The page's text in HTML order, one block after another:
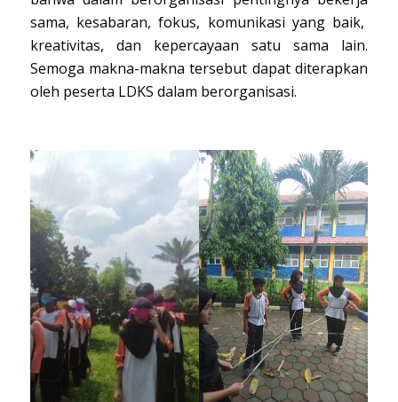
sama, kesabaran, fokus, komunikasi yang baik,
kreativitas, dan kepercayaan satu sama lain.
Semoga makna-makna tersebut dapat diterapkan
oleh peserta LDKS dalam berorganisasi.